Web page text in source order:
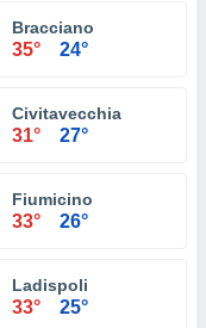
Bracciano
35° 24°
Civitavecchia
31° 27°
Fiumicino
33° 26°
Ladispoli
33° 25°